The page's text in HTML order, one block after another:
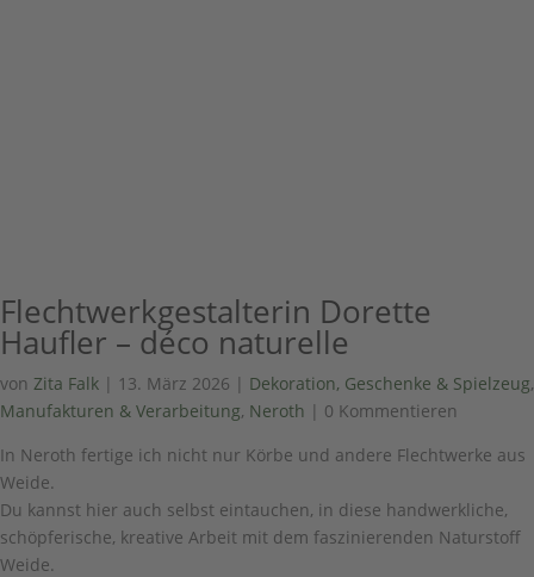
Flechtwerkgestalterin Dorette
Haufler – déco naturelle
von Zita Falk | 13. März 2026 | Dekoration, Geschenke & Spielzeug,
Manufakturen & Verarbeitung, Neroth | 0 Kommentieren
In Neroth fertige ich nicht nur Körbe und andere Flechtwerke aus
Weide.
Du kannst hier auch selbst eintauchen, in diese handwerkliche,
schöpferische, kreative Arbeit mit dem faszinierenden Naturstoff
Weide.